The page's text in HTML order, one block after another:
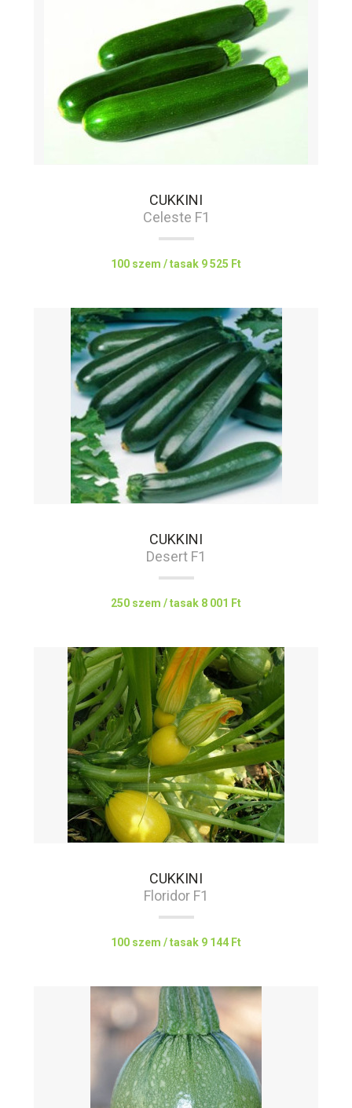
CUKKINI
Celeste F1
100 szem / tasak 9 525 Ft
CUKKINI
Desert F1
250 szem / tasak 8 001 Ft
CUKKINI
Floridor F1
100 szem / tasak 9 144 Ft